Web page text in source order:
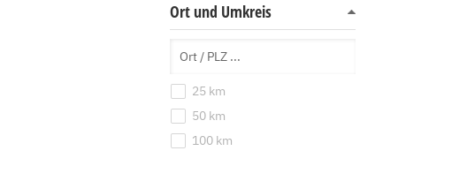
Ort und Umkreis
25 km
50 km
100 km